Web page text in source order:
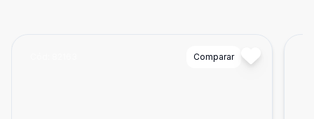
Comparar